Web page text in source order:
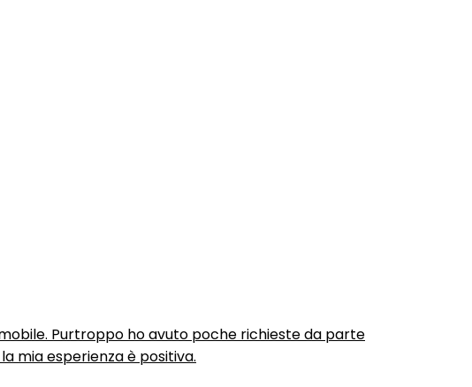
Purtroppo ho avuto poche richieste da parte
mia esperienza è positiva.